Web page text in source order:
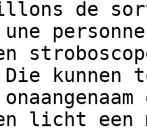
de
licht een